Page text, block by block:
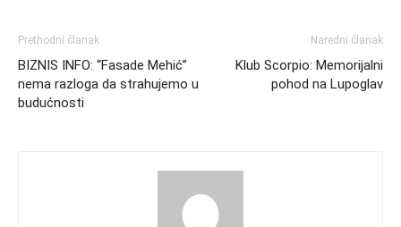
Prethodni članak
BIZNIS INFO: “Fasade Mehić”
nema razloga da strahujemo u
budućnosti
Naredni članak
Klub Scorpio: Memorijalni
pohod na Lupoglav